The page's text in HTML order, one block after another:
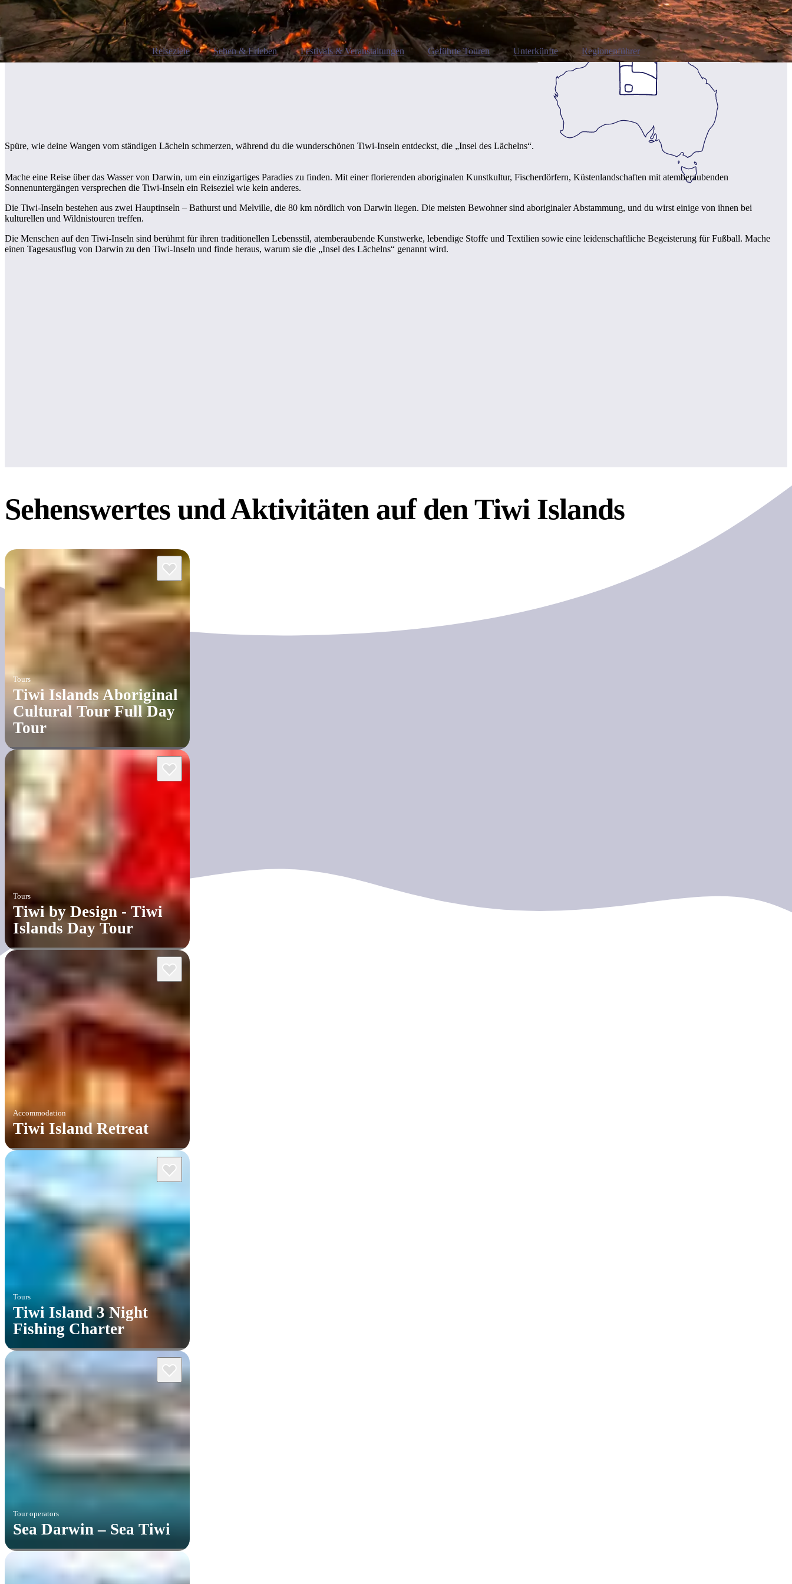
Reiseziele Sehen & Erleben Festivals & Veranstaltungen Geführte Touren Unterkünfte Regionenführer
Spüre, wie deine Wangen vom ständigen Lächeln schmerzen, während du die wunderschönen Tiwi-Inseln entdeckst, die „Insel des Lächelns“.
Mache eine Reise über das Wasser von Darwin, um ein einzigartiges Paradies zu finden. Mit einer florierenden aboriginalen Kunstkultur, Fischerdörfern, Küstenlandschaften mit atemberaubenden
Sonnenuntergängen versprechen die Tiwi-Inseln ein Reiseziel wie kein anderes.
Die Tiwi-Inseln bestehen aus zwei Hauptinseln – Bathurst und Melville, die 80 km nördlich von Darwin liegen. Die meisten Bewohner sind aboriginaler Abstammung, und du wirst einige von ihnen bei
kulturellen und Wildnistouren treffen.
Die Menschen auf den Tiwi-Inseln sind berühmt für ihren traditionellen Lebensstil, atemberaubende Kunstwerke, lebendige Stoffe und Textilien sowie eine leidenschaftliche Begeisterung für Fußball. Mache
einen Tagesausflug von Darwin zu den Tiwi-Inseln und finde heraus, warum sie die „Insel des Lächelns“ genannt wird.
Sehenswertes und Aktivitäten auf den Tiwi Islands
Tours
Tiwi Islands Aboriginal
Cultural Tour Full Day
Tour
Tours
Tiwi by Design - Tiwi
Islands Day Tour
Accommodation
Tiwi Island Retreat
Tours
Tiwi Island 3 Night
Fishing Charter
Tour operators
Sea Darwin – Sea Tiwi